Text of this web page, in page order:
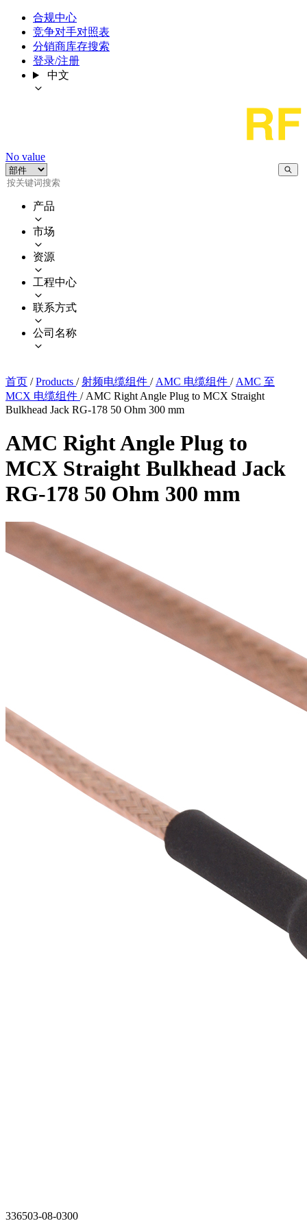
合规中心
竞争对手对照表
分销商库存搜索
登录/注册
中文
No value
产品
市场
资源
工程中心
联系方式
公司名称
首页 / Products / 射频电缆组件 / AMC 电缆组件 / AMC 至
MCX 电缆组件 / AMC Right Angle Plug to MCX Straight
Bulkhead Jack RG-178 50 Ohm 300 mm
AMC Right Angle Plug to
MCX Straight Bulkhead Jack
RG-178 50 Ohm 300 mm
336503-08-0300